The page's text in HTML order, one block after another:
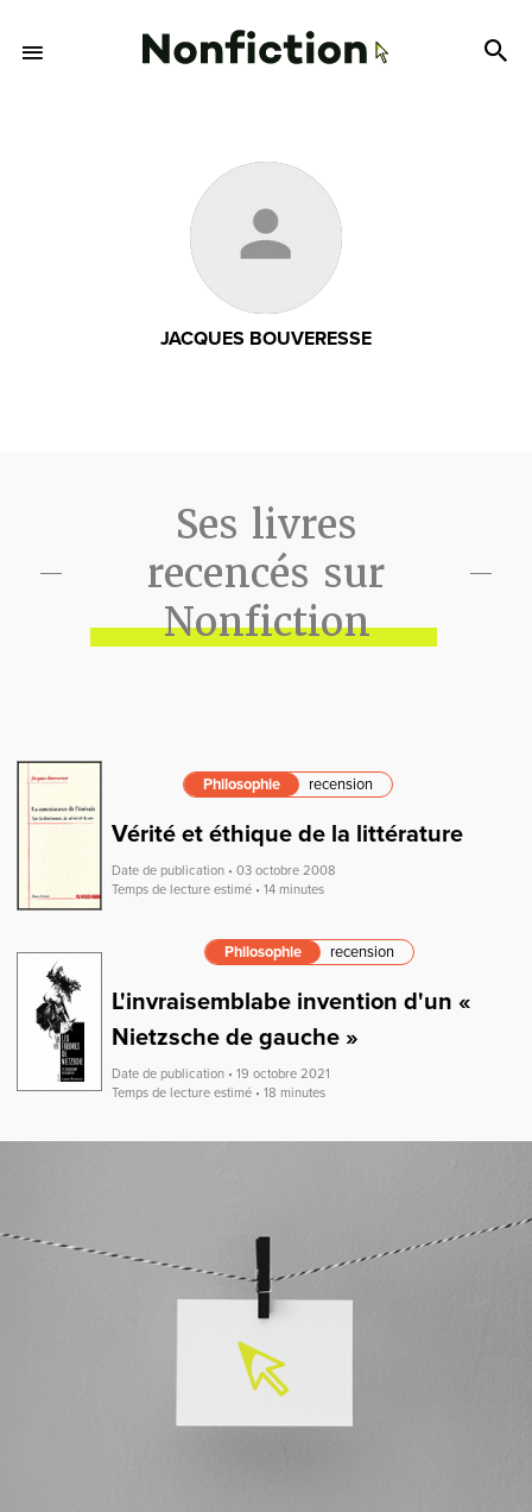
JACQUES BOUVERESSE
Ses livres
recencés sur
Nonfiction
Philosophie recension
Vérité et éthique de la littérature
Date de publication • 03 octobre 2008
Temps de lecture estimé • 14 minutes
Philosophie recension
L'invraisemblabe invention d'un «
Nietzsche de gauche »
Date de publication • 19 octobre 2021
Temps de lecture estimé • 18 minutes